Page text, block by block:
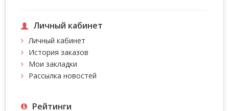
Личный кабинет
Личный кабинет
История заказов
Мои закладки
Рассылка новостей
Рейтинги